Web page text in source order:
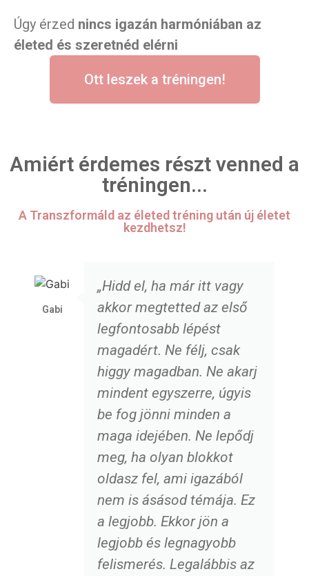
Úgy érzed nincs igazán harmóniában az
életed és szeretnéd elérni
Ott leszek a tréningen!
Amiért érdemes részt venned a
tréningen...
A Transzformáld az életed tréning után új életet
kezdhetsz!
„Hidd el, ha már itt vagy
akkor megtetted az első
legfontosabb lépést
magadért. Ne félj, csak
higgy magadban. Ne akarj
mindent egyszerre, úgyis
be fog jönni minden a
maga idejében. Ne lepődj
meg, ha olyan blokkot
oldasz fel, ami igazából
nem is ásásod témája. Ez
a legjobb. Ekkor jön a
legjobb és legnagyobb
felismerés. Legalábbis az
Gabi